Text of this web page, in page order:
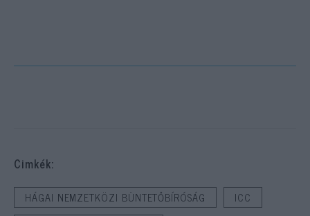
Cimkék:
HÁGAI NEMZETKÖZI BÜNTETŐBÍRÓSÁG
ICC